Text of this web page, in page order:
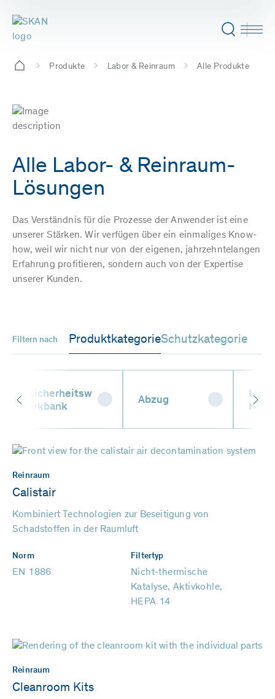
Produkte Labor & Reinraum Alle Produkte
Alle Labor- & Reinraum-
Lösungen
Das Verständnis für die Prozesse der Anwender ist eine
unserer Stärken. Wir verfügen über ein einmaliges Know-
how, weil wir nicht nur von der eigenen, jahrzehntelangen
Erfahrung profitieren, sondern auch von der Expertise
unserer Kunden.
Filtern nach ProduktkategorieSchutzkategorie
Sicherheitsw
erkbank
Abzug
Reinraum
Calistair
Kombiniert Technologien zur Beseitigung von
Schadstoffen in der Raumluft
Norm
EN 1886
Filtertyp
Nicht-thermische
Katalyse, Aktivkohle,
HEPA 14
Reinraum
Cleanroom Kits